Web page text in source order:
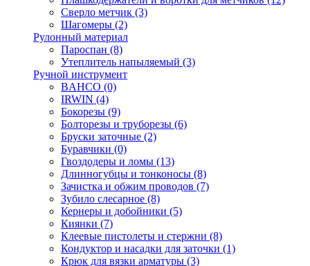
Сверло метчик (3)
Шагомеры (2)
Рулонный материал
Пароспан (8)
Утеплитель напыляемый (3)
Ручной инструмент
BAHCO (0)
IRWIN (4)
Бокорезы (9)
Болторезы и труборезы (6)
Бруски заточные (2)
Буравчики (0)
Гвоздодеры и ломы (13)
Длинногубцы и тонконосы (8)
Зачистка и обжим проводов (7)
Зубило слесарное (8)
Кернеры и добойники (5)
Киянки (7)
Клеевые пистолеты и стержни (8)
Кондуктор и насадки для заточки (1)
Крюк для вязки арматуры (3)